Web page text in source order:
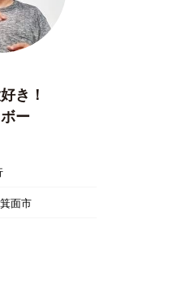
き！
ー
面市